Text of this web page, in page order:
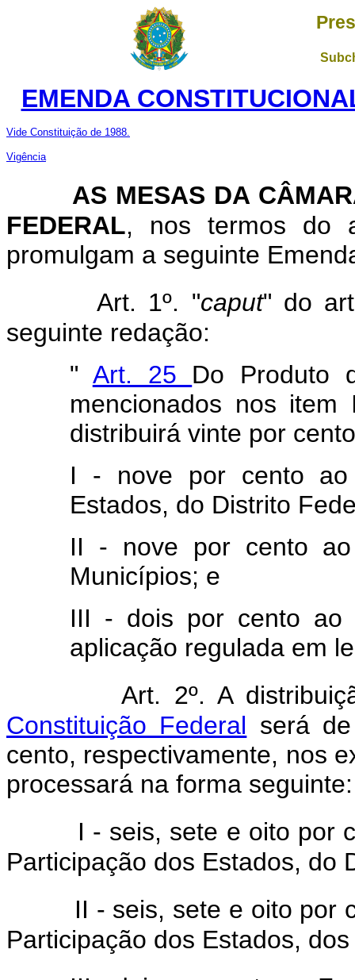
EMENDA
Vide Constituição de 1988.
Vigência
AS MESAS DA
FEDERAL, nos termos do
promulgam a seguinte
Art. 1º. "caput" do
seguinte redação:
" Art. 25 Do Produto
mencionados nos
distribuirá vinte por
I - nove por cento ao
Estados, do Distrito
II - nove por cento ao
Municípios; e
III - dois por cento ao
aplicação regulada em
Art. 2º. A
Constituição Federal será
cento, respectivamente, nos
processará na forma seguinte:
I - seis, sete e oito por
Participação dos Estados, do
II - seis, sete e oito por
Participação dos Estados,